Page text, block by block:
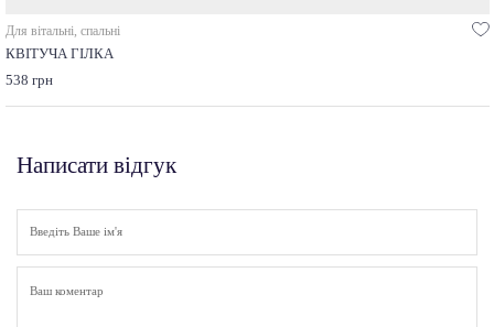
Для вітальні, спальні
КВІТУЧА ГІЛКА
538 грн
Написати відгук